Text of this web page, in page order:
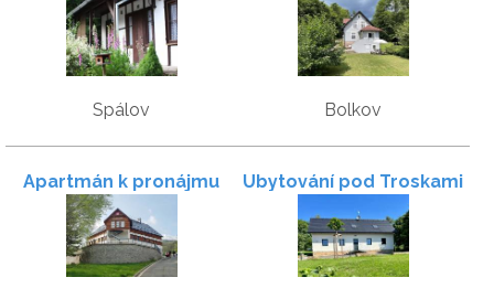
Spálov Bolkov
Apartmán k pronájmu Ubytování pod Troskami